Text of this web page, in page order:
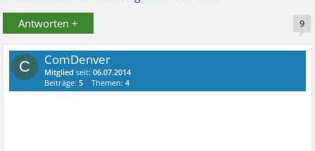
Antworten + 9
C ComDenver
Mitglied seit:06.07.2014
Beiträge:5 Themen:4